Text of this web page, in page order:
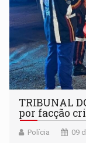
TRIBUNAL
por facção
Polícia 09